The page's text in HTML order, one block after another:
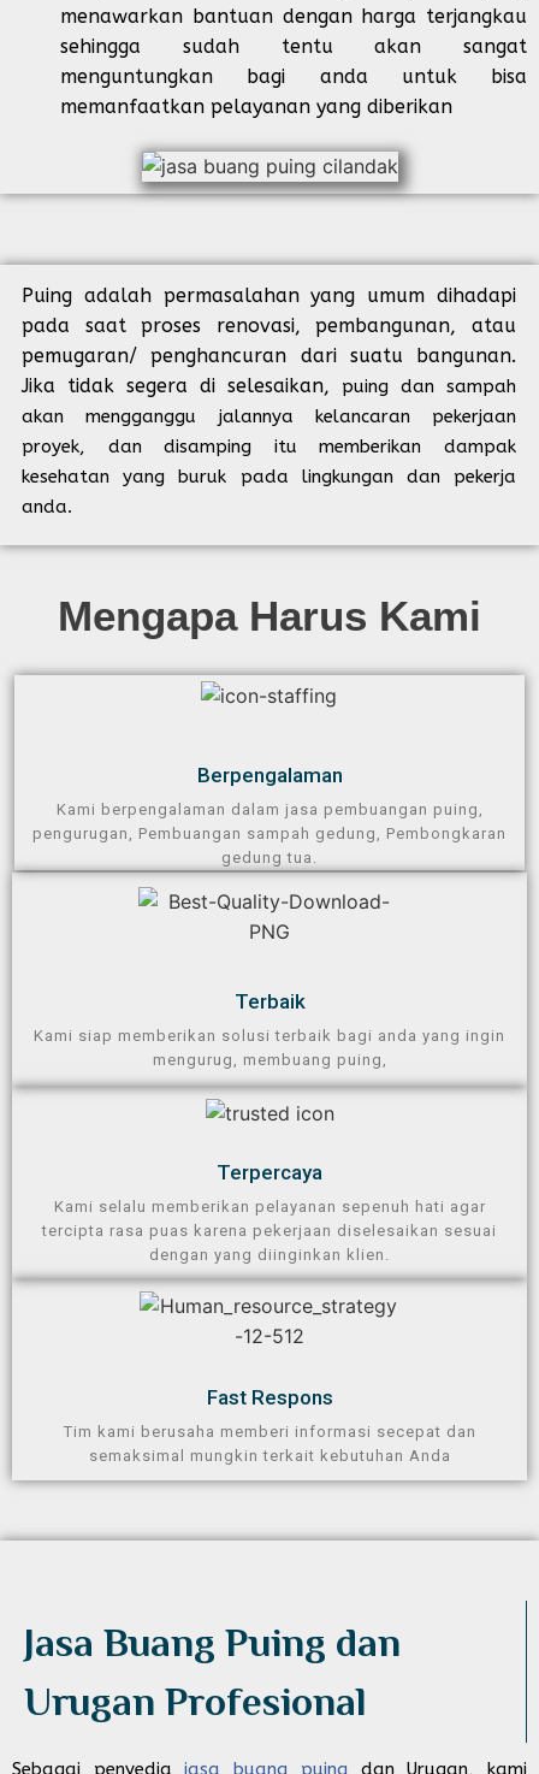
menawarkan bantuan dengan harga terjangkau
sehingga sudah tentu akan sangat
menguntungkan bagi anda untuk bisa
memanfaatkan pelayanan yang diberikan
Puing adalah permasalahan yang umum dihadapi
pada saat proses renovasi, pembangunan, atau
pemugaran/ penghancuran dari suatu bangunan.
Jika tidak segera di selesaikan, puing dan sampah
akan mengganggu jalannya kelancaran pekerjaan
proyek, dan disamping itu memberikan dampak
kesehatan yang buruk pada lingkungan dan pekerja
anda.
Mengapa Harus Kami​
Berpengalaman​
Kami berpengalaman dalam jasa pembuangan puing,
pengurugan, Pembuangan sampah gedung, Pembongkaran
gedung tua.
Terbaik
Kami siap memberikan solusi terbaik bagi anda yang ingin
mengurug, membuang puing,
Terpercaya​
Kami selalu memberikan pelayanan sepenuh hati agar
tercipta rasa puas karena pekerjaan diselesaikan sesuai
dengan yang diinginkan klien.
Fast Respons
Tim kami berusaha memberi informasi secepat dan
semaksimal mungkin terkait kebutuhan Anda
Jasa Buang Puing dan
Urugan Profesional​
Sebagai penyediajasa buang puing dan Urugan, kami